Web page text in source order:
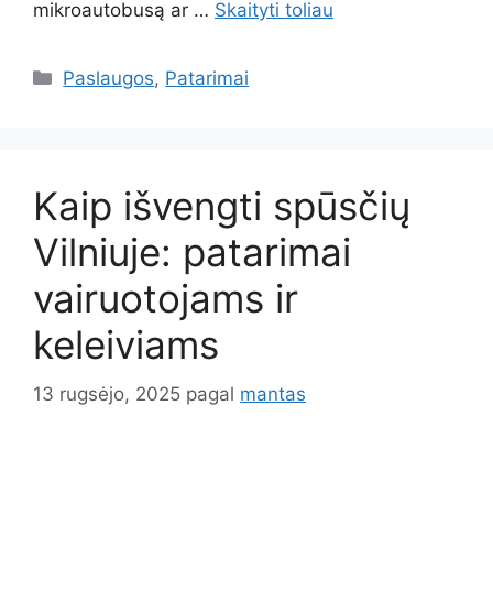
mikroautobusą ar … Skaityti toliau
Kategorijos
Paslaugos, Patarimai
Kaip išvengti spūsčių
Vilniuje: patarimai
vairuotojams ir
keleiviams
13 rugsėjo, 2025 pagal mantas